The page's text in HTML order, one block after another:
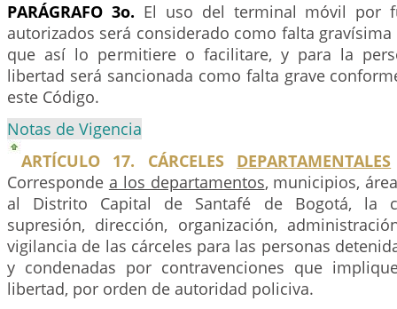
PARÁGRAFO 3o. El uso del terminal móvil por
autorizados será considerado como falta
que así lo permitiere o facilitare, y para la
libertad será sancionada como falta grave
este Código.
Notas de Vigencia
ARTÍCULO 17. CÁRCELES DEPARTAMENTALES
Corresponde a los departamentos, municipios,
al Distrito Capital de Santafé de Bogotá, la
supresión, dirección, organización,
vigilancia de las cárceles para las personas
y condenadas por contravenciones que
libertad, por orden de autoridad policiva.